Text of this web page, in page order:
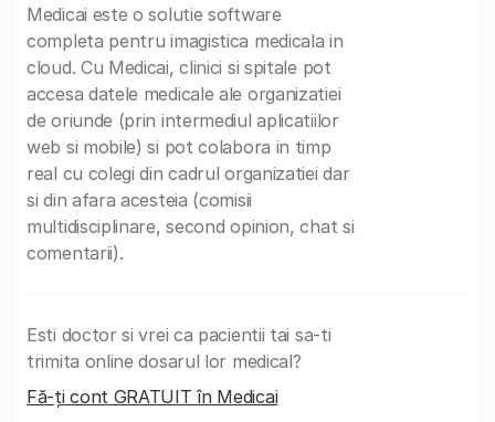
Medicai este o solutie software
completa pentru imagistica medicala in
cloud. Cu Medicai, clinici si spitale pot
accesa datele medicale ale organizatiei
de oriunde (prin intermediul aplicatiilor
web si mobile) si pot colabora in timp
real cu colegi din cadrul organizatiei dar
si din afara acesteia (comisii
multidisciplinare, second opinion, chat si
comentarii).
Esti doctor si vrei ca pacientii tai sa-ti
trimita online dosarul lor medical?
Fă-ți cont GRATUIT în Medicai